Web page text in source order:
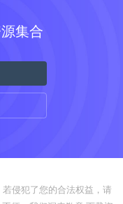
集合
侵犯了您的合法权益，请